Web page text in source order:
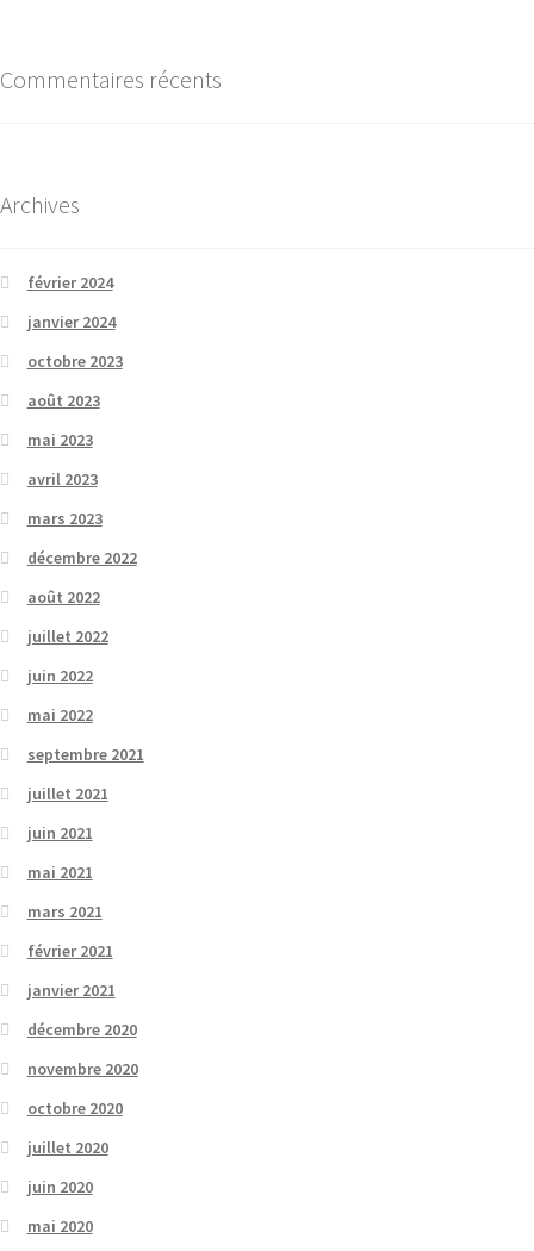
Commentaires récents
Archives
février 2024
janvier 2024
octobre 2023
août 2023
mai 2023
avril 2023
mars 2023
décembre 2022
août 2022
juillet 2022
juin 2022
mai 2022
septembre 2021
juillet 2021
juin 2021
mai 2021
mars 2021
février 2021
janvier 2021
décembre 2020
novembre 2020
octobre 2020
juillet 2020
juin 2020
mai 2020